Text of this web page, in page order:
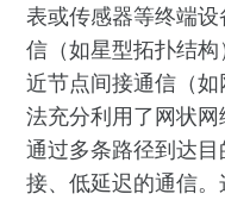
表或传感器等终端
信（如星型拓扑结
近节点间接通信（
法充分利用了网状
通过多条路径到达
接、低延迟的通信